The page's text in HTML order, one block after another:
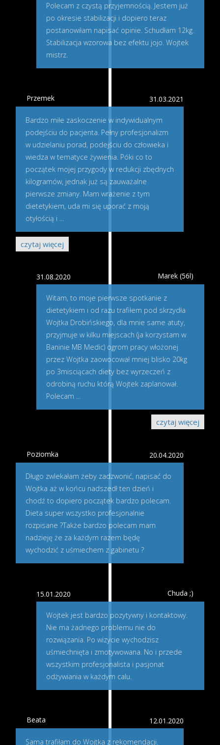
Polecam z czystą przyjemnością. Jestem już
po okresie stabilizacji i dopiero teraz
postanowiłam napisać opinie. Schudłam 12kg.
Stabilizacja wzorowa bez efektu jojo. Wojtek
mistrz.
Przemek 31.03.2021
Bardzo miłe zaskoczenie w indywidualnym
podejściu do pacjenta. Pełny profesjonalizm
w udzielaniu porad, podejściu do człowieka i
wiedza w tematyce żywienia. Póki co to
początek mojej przygody w redukcji zbędnych
kilogramów, jednak już są zauważalne
pierwsze zmiany. Mam wrażenie z tym
dietetykiem, uda mi się uporać z moją
otyłością i
czytaj więcej
Marek (56l)
31.08.2020
Witam, to moje pierwsze spotkanie z
dietetykiem i od razu trafiłem pod skrzydła
Wojtka Drobińskiego, dla mnie same atuty,
przyjmuje w kilku miejscach (ja korzystam w
Baninie MB Medic) ogrom pracy włożonej
przez Wojtka zaowocował mniej blisko 20kg
po 3misciącach diety bez wyrzeczeń z
odrobiną ruchu którą Wojtek zaplanował.
Polecam ...
czytaj więcej
Poziomka 20.04.2020
Długo zwlekałam żeby zadzwonić, napisać do
Wojtka aż w końcu nadszedł ten dzień i
chodź to dopiero początek bardzo polecam.
Dieta super wszystko profesjonalnie
rozpisane ?Także bardzo polecam mam
nadzieję że za każdym razem będę
wychodzić z uśmiechem z gabinetu ?
Chuda ;)
15.01.2020
Wojtek jest bardzo pozytywny i kontaktowy.
Nie ma żadnego problemu nie do
rozwiązania. Po wizycie wychodzisz
uśmiechnięta i zmotywowana. No i przede
wszystkim profesjonalista i pasjonat
odżywiania w każdym calu.
Beata 12.01.2020
Sama trafiłam do Wojtka z rekomendacji.